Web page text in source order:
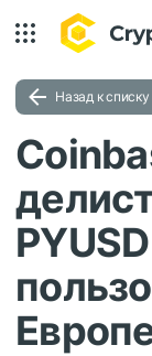
Назад к списку